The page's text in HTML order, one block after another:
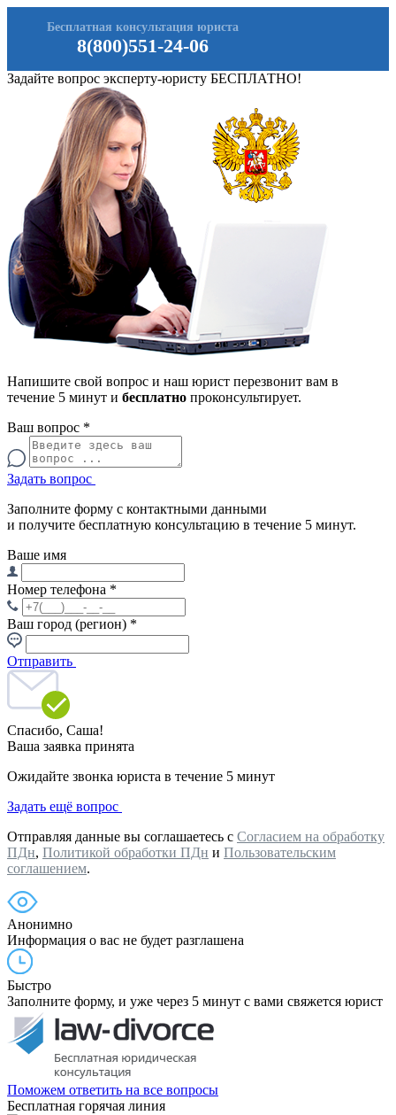
8(800)551-24-06
Бесплатная консультация юриста
Задайте вопрос эксперту-юристу БЕСПЛАТНО!
Напишите свой вопрос и наш юрист перезвонит вам в
течение 5 минут и бесплатно проконсультирует.
Ваш вопрос *
Задать вопрос
Заполните форму с контактными данными
и получите бесплатную консультацию в течение 5 минут.
Ваше имя
Номер телефона *
Ваш город (регион) *
Отправить
Спасибо, Саша!
Ваша заявка принята
Ожидайте звонка юриста в течение 5 минут
Задать ещё вопрос
Отправляя данные вы соглашаетесь с Согласием на обработку
ПДн, Политикой обработки ПДн и Пользовательским
соглашением.
Анонимно
Информация о вас не будет разглашена
Быстро
Заполните форму, и уже через 5 минут с вами свяжется юрист
Поможем ответить на все вопросы
Бесплатная горячая линия